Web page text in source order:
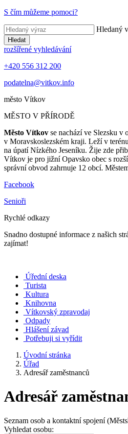
S čím můžeme pomoci?
Hledaný
Hledat
rozšířené vyhledávání
+420 556 312 200
podatelna@vitkov.info
město Vítkov
MĚSTO V PŘÍRODĚ
Město Vítkov se nachází ve Slezsku v
v Moravskoslezském kraji. Leží v
na úpatí Nízkého Jeseníku. Žije zde
Vítkov je pro jižní Opavsko obec s
správní obvod zahrnuje 12 obcí.
Facebook
Senioři
Rychlé odkazy
Snadno dostupné informace z našich
zajímat!
Úřední deska
Turista
Kultura
Knihovna
Vítkovský zpravodaj
Odpady
Hlášení závad
Potřebuji si vyřídit
Úvodní stránka
Úřad
Adresář zaměstnanců
Adresář
Seznam osob a kontaktní spojení
Vyhledat osobu: